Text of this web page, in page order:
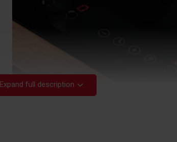
Expand full description